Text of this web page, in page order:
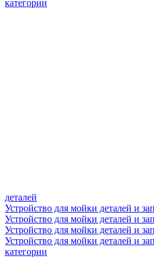
категории
деталей
Устройство для мойки деталей и
Устройство для мойки деталей и
Устройство для мойки деталей и
Устройство для мойки деталей и
категории